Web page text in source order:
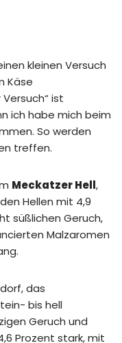
kleinen Versuch
Käse
ist
ich habe mich beim
So werden
treffen.
Meckatzer Hell,
Hellen mit 4,9
süßlichen Geruch,
Malzaromen
das
bis hell
Geruch und
Prozent stark, mit